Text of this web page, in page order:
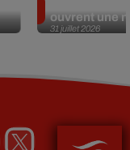
31 juillet 2026
ouvrent une